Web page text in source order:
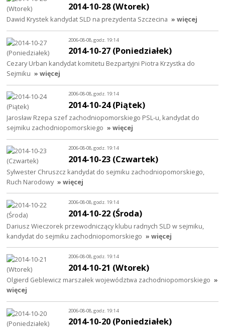
2014-10-28 (Wtorek)
Dawid Krystek kandydat SLD na prezydenta Szczecina » więcej
2006-08-08, godz. 19:14
2014-10-27 (Poniedziałek)
Cezary Urban kandydat komitetu Bezpartyjni Piotra Krzystka do
Sejmiku » więcej
2006-08-08, godz. 19:14
2014-10-24 (Piątek)
Jarosław Rzepa szef zachodniopomorskiego PSL-u, kandydat do
sejmiku zachodniopomorskiego » więcej
2006-08-08, godz. 19:14
2014-10-23 (Czwartek)
Sylwester Chruszcz kandydat do sejmiku zachodniopomorskiego,
Ruch Narodowy » więcej
2006-08-08, godz. 19:14
2014-10-22 (Środa)
Dariusz Wieczorek przewodniczący klubu radnych SLD w sejmiku,
kandydat do sejmiku zachodniopomorskiego » więcej
2006-08-08, godz. 19:14
2014-10-21 (Wtorek)
Olgierd Geblewicz marszałek województwa zachodniopomorskiego »
więcej
2006-08-08, godz. 19:14
2014-10-20 (Poniedziałek)